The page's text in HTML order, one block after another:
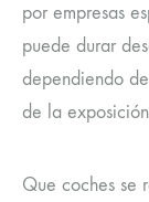
por empresas
puede durar
dependiendo
de la
Que coches se